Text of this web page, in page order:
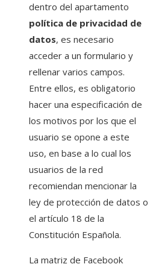
dentro del apartamento
política de privacidad de
datos, es necesario
acceder a un formulario y
rellenar varios campos.
Entre ellos, es obligatorio
hacer una especificación de
los motivos por los que el
usuario se opone a este
uso, en base a lo cual los
usuarios de la red
recomiendan mencionar la
ley de protección de datos o
el artículo 18 de la
Constitución Española.
La matriz de Facebook